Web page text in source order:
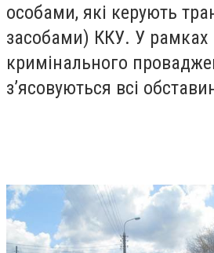
особами, які керують
засобами) ККУ. У рамках
кримінального
з’ясовуються всі